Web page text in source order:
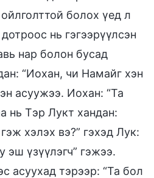
болох үед л
нь гэгээрүүлсэн
нар болон бусад
“Иохан, чи Намайг хэн
асуужээ. Иохан: “Та
нь Тэр Лукт хандан:
хэлэх вэ?” гэхэд Лук:
эш үзүүлэгч” гэжээ.
асуухад тэрээр: “Та бол